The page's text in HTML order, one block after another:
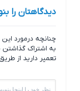
دیدگاهتان را
چنانچه درمورد
به اشتراک گذاشتن
تعمیر دارید از